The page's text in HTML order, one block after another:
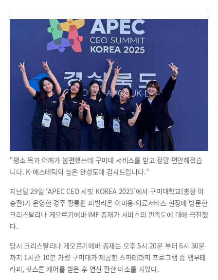
“평소 목과 어깨가 불편했는데 구미대 서비스를 받고 정말 편안해졌습
니다. K-에스테틱의 높은 완성도에 감사드립니다.”
지난달 29일 ‘APEC CEO 서밋 KOREA 2025’에서 구미대학교(총장 이
승환)가 운영한 경주 황룡원 피빌리온 이미용·의료서비스 현장에 방문한
크리스탈리나 게오르기에바 IMF 총재가 서비스의 만족도에 대해 극찬했
다.
당시 크리스탈리나 게오르기에바 총재는 오후 5시 20분 부터 6시 30분
까지 1시간 10분 가량 구미대가 제공한 스파테라피 프로그램 중 뱀부테
라피, 핫스톤 케어를 받은 후 연신 환한 미소를 지었다.